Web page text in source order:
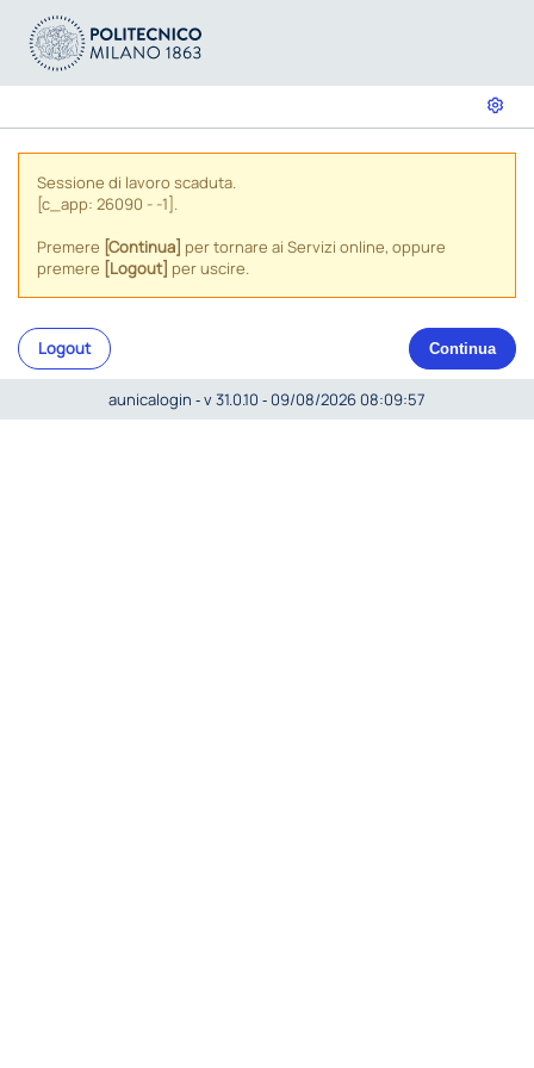
Sessione di lavoro scaduta.
[c_app: 26090 - -1].
Premere [Continua] per tornare ai Servizi online, oppure
premere [Logout] per uscire.
Logout Continua
aunicalogin ‐ v 31.0.10 ‐ 09/08/2026 08:09:57